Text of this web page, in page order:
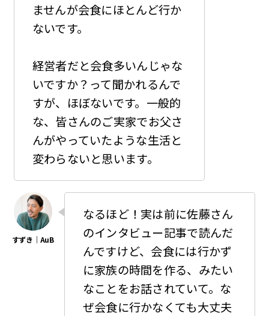
ませんが会食にほとんど行か
ないです。
経営者だと会食多いんじゃな
いですか？って聞かれるんで
すが、ほぼないです。一般的
な、皆さんのご実家でお父さ
んがやっていたような生活と
変わらないと思います。
なるほど！実は前に佐藤さん
のインタビュー記事で読んだ
んですけど、会食には行かず
に家族の時間を作る、みたい
なことをお話されていて。な
ぜ会食に行かなくても大丈夫